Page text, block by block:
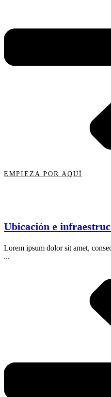
EMPIEZA POR AQUÍ
Ubicación e
Lorem ipsum dolor sit amet,
...